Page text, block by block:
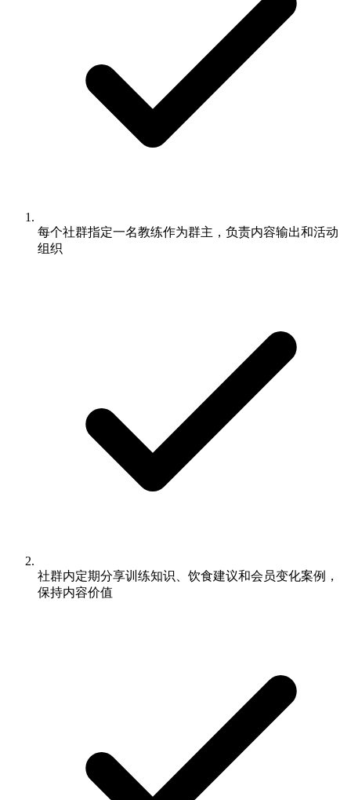
每个社群指定一名教练作为群主，负责内容输出和活动
组织
社群内定期分享训练知识、饮食建议和会员变化案例，
保持内容价值